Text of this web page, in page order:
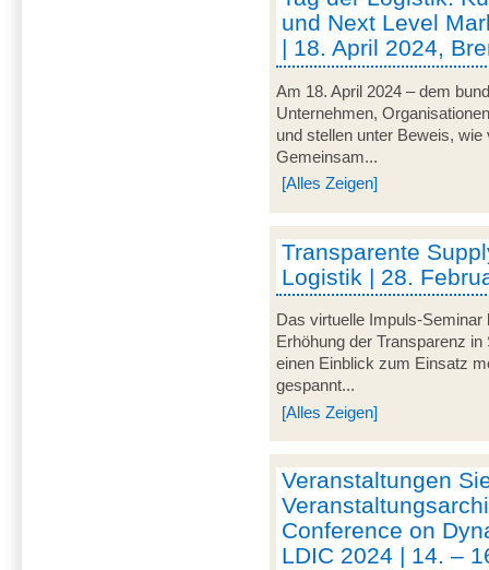
und Next Level
| 18. April 2024,
Am 18. April 2024 – dem
Unternehmen,
und stellen unter Beweis,
Gemeinsam...
[Alles Zeigen]
Transparente
Logistik | 28.
Das virtuelle Impuls-Seminar
Erhöhung der Transparenz
einen Einblick zum Einsatz
gespannt...
[Alles Zeigen]
Veranstaltungen
Conference on
LDIC 2024 | 14. –